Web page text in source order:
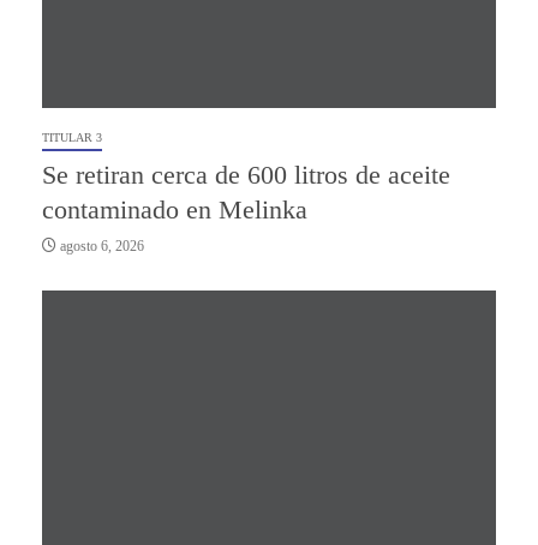
TITULAR 3
Se retiran cerca de 600 litros de aceite
contaminado en Melinka
agosto 6, 2026